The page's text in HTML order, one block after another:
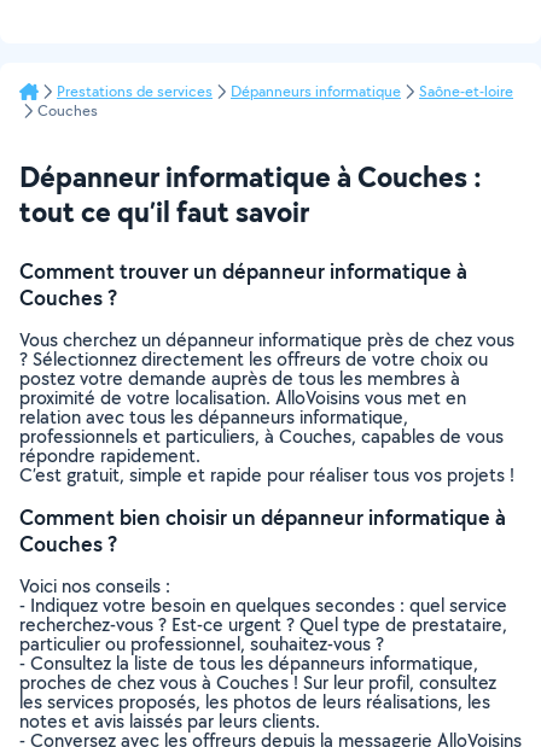
Prestations de services Dépanneurs informatique
Saône-et-loire
Couches
Dépanneur informatique à Couches :
tout ce qu’il faut savoir
Comment trouver un dépanneur informatique à
Couches ?
Vous cherchez un dépanneur informatique près de chez vous
? Sélectionnez directement les offreurs de votre choix ou
postez votre demande auprès de tous les membres à
proximité de votre localisation. AlloVoisins vous met en
relation avec tous les dépanneurs informatique,
professionnels et particuliers, à Couches, capables de vous
répondre rapidement.
C’est gratuit, simple et rapide pour réaliser tous vos projets !
Comment bien choisir un dépanneur informatique à
Couches ?
Voici nos conseils :
- Indiquez votre besoin en quelques secondes : quel service
recherchez-vous ? Est-ce urgent ? Quel type de prestataire,
particulier ou professionnel, souhaitez-vous ?
- Consultez la liste de tous les dépanneurs informatique,
proches de chez vous à Couches ! Sur leur profil, consultez
les services proposés, les photos de leurs réalisations, les
notes et avis laissés par leurs clients.
- Conversez avec les offreurs depuis la messagerie AlloVoisins